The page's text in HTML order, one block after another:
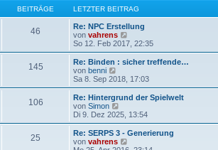
BEITRÄGE LETZTER BEITRAG
46
Re: NPC Erstellung
von vahrens
e
u
e
B
e
i
r
So 12. Feb 2017, 22:35
145
Re: Binden : sicher treffende…
von benni
e
u
e
s
t
r
B
e
Sa 8. Sep 2018, 17:03
106
Re: Hintergrund der Spielwelt
von Simon
e
u
e
s
t
Di 9. Dez 2025, 13:54
25
Re: SERPS 3 - Generierung
von vahrens